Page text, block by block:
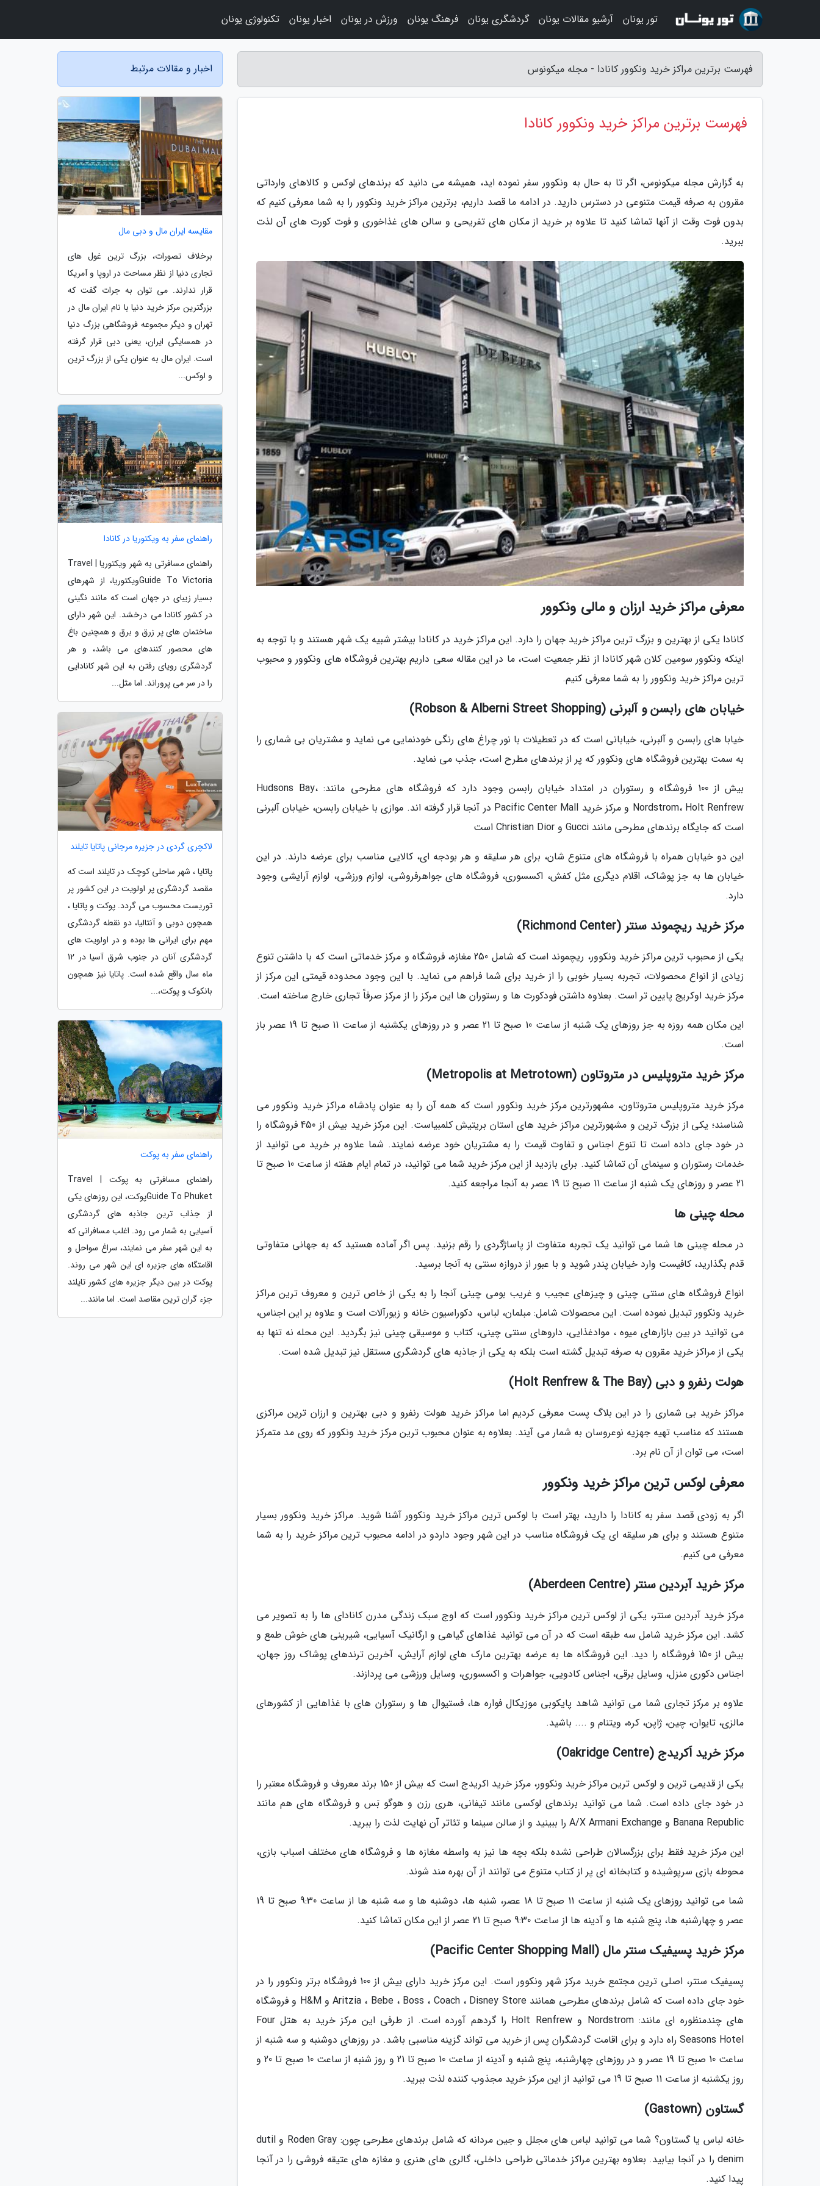
فهرست برترین مراکز خرید ونکوور کانادا - مجله میکونوس
فهرست برترین مراکز خرید ونکوور کانادا
به گزارش مجله میکونوس، اگر تا به حال به ونکوور سفر نموده اید، همیشه می دانید که برندهای لوکس و کالاهای وارداتی
مقرون به صرفه قیمت متنوعی در دسترس دارید. در ادامه ما قصد داریم، برترین مراکز خرید ونکوور را به شما معرفی کنیم که
بدون فوت وقت از آنها تماشا کنید تا علاوه بر خرید از مکان های تفریحی و سالن های غذاخوری و فوت کورت های آن لذت
ببرید.
معرفی مراکز خرید ارزان و مالی ونکوور
کانادا یکی از بهترین و بزرگ ترین مراکز خرید جهان را دارد. این مراکز خرید در کانادا بیشتر شبیه یک شهر هستند و با توجه به
اینکه ونکوور سومین کلان شهر کانادا از نظر جمعیت است، ما در این مقاله سعی داریم بهترین فروشگاه های ونکوور و محبوب
ترین مراکز خرید ونکوور را به شما معرفی کنیم.
خیابان های رابسن و آلبرنی (Robson & Alberni Street Shopping)
خیابا های رابسن و آلبرنی، خیابانی است که در تعطیلات با نور چراغ های رنگی خودنمایی می نماید و مشتریان بی شماری را
به سمت بهترین فروشگاه های ونکوور که پر از برندهای مطرح است، جذب می نماید.
بیش از 100 فروشگاه و رستوران در امتداد خیابان رابسن وجود دارد که فروشگاه های مطرحی مانند: Hudsons Bay،
Nordstrom، Holt Renfrew و مرکز خرید Pacific Center Mall در آنجا قرار گرفته اند. موازی با خیابان رابسن، خیابان آلبرنی
است که جایگاه برندهای مطرحی مانند Gucci و Christian Dior است
این دو خیابان همراه با فروشگاه های متنوع شان، برای هر سلیقه و هر بودجه ای، کالایی مناسب برای عرضه دارند. در این
خیابان ها به جز پوشاک، اقلام دیگری مثل کفش، اکسسوری، فروشگاه های جواهرفروشی، لوازم ورزشی، لوازم آرایشی وجود
دارد.
مرکز خرید ریچموند سنتر (Richmond Center)
یکی از محبوب ترین مراکز خرید ونکوور، ریچموند است که شامل 250 مغازه، فروشگاه و مرکز خدماتی است که با داشتن تنوع
زیادی از انواع محصولات، تجربه بسیار خوبی را از خرید برای شما فراهم می نماید. با این وجود محدوده قیمتی این مرکز از
مرکز خرید اوکریج پایین تر است. بعلاوه داشتن فودکورت ها و رستوران ها این مرکز را از مرکز صرفاً تجاری خارج ساخته است.
این مکان همه روزه به جز روزهای یک شنبه از ساعت 10 صبح تا 21 عصر و در روزهای یکشنبه از ساعت 11 صبح تا 19 عصر باز
است.
مرکز خرید متروپلیس در متروتاون (Metropolis at Metrotown)
مرکز خرید متروپلیس متروتاون، مشهورترین مرکز خرید ونکوور است که همه آن را به عنوان پادشاه مراکز خرید ونکوور می
شناسند؛ یکی از بزرگ ترین و مشهورترین مراکز خرید های استان بریتیش کلمبیاست. این مرکز خرید بیش از 450 فروشگاه را
در خود جای داده است تا تنوع اجناس و تفاوت قیمت را به مشتریان خود عرضه نمایند. شما علاوه بر خرید می توانید از
خدمات رستوران و سینمای آن تماشا کنید. برای بازدید از این مرکز خرید شما می توانید، در تمام ایام هفته از ساعت 10 صبح تا
21 عصر و روزهای یک شنبه از ساعت 11 صبح تا 19 عصر به آنجا مراجعه کنید.
محله چینی ها
در محله چینی ها شما می توانید یک تجربه متفاوت از پاساژگردی را رقم بزنید. پس اگر آماده هستید که به جهانی متفاوتی
قدم بگذارید، کافیست وارد خیابان پندر شوید و با عبور از دروازه سنتی به آنجا برسید.
انواع فروشگاه های سنتی چینی و چیزهای عجیب و غریب بومی چینی آنجا را به یکی از خاص ترین و معروف ترین مراکز
خرید ونکوور تبدیل نموده است. این محصولات شامل: مبلمان، لباس، دکوراسیون خانه و زیورآلات است و علاوه بر این اجناس،
می توانید در بین بازارهای میوه ، موادغذایی، داروهای سنتی چینی، کتاب و موسیقی چینی نیز بگردید. این محله نه تنها به
یکی از مراکز خرید مقرون به صرفه تبدیل گشته است بلکه به یکی از جاذبه های گردشگری مستقل نیز تبدیل شده است.
هولت رنفرو و دبی (Holt Renfrew & The Bay)
مراکز خرید بی شماری را در این بلاگ پست معرفی کردیم اما مراکز خرید هولت رنفرو و دبی بهترین و ارزان ترین مراکزی
هستند که مناسب تهیه جهزیه نوعروسان به شمار می آیند. بعلاوه به عنوان محبوب ترین مرکز خرید ونکوور که روی مد متمرکز
است، می توان از آن نام برد.
معرفی لوکس ترین مراکز خرید ونکوور
اگر به زودی قصد سفر به کانادا را دارید، بهتر است با لوکس ترین مراکز خرید ونکوور آشنا شوید. مراکز خرید ونکوور بسیار
متنوع هستند و برای هر سلیقه ای یک فروشگاه مناسب در این شهر وجود داردو در ادامه محبوب ترین مراکز خرید را به شما
معرفی می کنیم.
مرکز خرید آبردین سنتر (Aberdeen Centre)
مرکز خرید آبردین سنتر، یکی از لوکس ترین مراکز خرید ونکوور است که اوج سبک زندگی مدرن کانادای ها را به تصویر می
کشد. این مرکز خرید شامل سه طبقه است که در آن می توانید غذاهای گیاهی و ارگانیک آسیایی، شیرینی های خوش طمع و
بیش از 150 فروشگاه را دید. این فروشگاه ها به عرضه بهترین مارک های لوازم آرایش، آخرین ترندهای پوشاک روز جهان،
اجناس دکوری منزل، وسایل برقی، اجناس کادویی، جواهرات و اکسسوری، وسایل ورزشی می پردازند.
علاوه بر مرکز تجاری شما می توانید شاهد پایکوبی موزیکال فواره ها، فستیوال ها و رستوران های با غذاهایی از کشورهای
مالزی، تایوان، چین، ژاپن، کره، ویتنام و .... باشید.
مرکز خرید اَکریدج (Oakridge Centre)
یکی از قدیمی ترین و لوکس ترین مراکز خرید ونکوور، مرکز خرید اکریدج است که بیش از 150 برند معروف و فروشگاه معتبر را
در خود جای داده است. شما می توانید برندهای لوکسی مانند تیفانی، هری رزن و هوگو بَس و فروشگاه های هم مانند
Banana Republic و A/X Armani Exchange را ببینید و از سالن سینما و تئاتر آن نهایت لذت را ببرید.
این مرکز خرید فقط برای بزرگسالان طراحی نشده بلکه بچه ها نیز به واسطه مغازه ها و فروشگاه های مختلف اسباب بازی،
محوطه بازی سرپوشیده و کتابخانه ای پر از کتاب متنوع می توانند از آن بهره مند شوند.
شما می توانید روزهای یک شنبه از ساعت 11 صبح تا 18 عصر، شنبه ها، دوشنبه ها و سه شنبه ها از ساعت 9:30 صبح تا 19
عصر و چهارشنبه ها، پنج شنبه ها و آدینه ها از ساعت 9:30 صبح تا 21 عصر از این مکان تماشا کنید.
مرکز خرید پسیفیک سنتر مال (Pacific Center Shopping Mall)
پسیفیک سنتر، اصلی ترین مجتمع خرید مرکز شهر ونکوور است. این مرکز خرید دارای بیش از 100 فروشگاه برتر ونکوور را در
خود جای داده است که شامل برندهای مطرحی همانند Aritzia ، Bebe ، Boss ، Coach ، Disney Store و H&M و فروشگاه
های چندمنظوره ای مانند: Nordstrom و Holt Renfrew را گردهم آورده است. از طرفی این مرکز خرید به هتل Four
Seasons Hotel راه دارد و برای اقامت گردشگران پس از خرید می تواند گزینه مناسبی باشد. در روزهای دوشنبه و سه شنبه از
ساعت 10 صبح تا 19 عصر و در روزهای چهارشنبه، پنج شنبه و آدینه از ساعت 10 صبح تا 21 و روز شنبه از ساعت 10 صبح تا 20 و
روز یکشنبه از ساعت 11 صبح تا 19 می توانید از این مرکز خرید مجذوب کننده لذت ببرید.
گستاون (Gastown)
خانه لباس یا گستاون؟ شما می توانید لباس های مجلل و جین مردانه که شامل برندهای مطرحی چون: Roden Gray و dutil
denim را در آنجا بیابید. بعلاوه بهترین مراکز خدماتی طراحی داخلی، گالری های هنری و مغازه های عتیقه فروشی را در آنجا
پیدا کنید.
اخبار و مقالات مرتبط
مقایسه ایران مال و دبی مال
برخلاف تصورات، بزرگ ترین غول های
تجاری دنیا از نظر مساحت در اروپا و آمریکا
قرار ندارند. می توان به جرات گفت که
بزرگترین مرکز خرید دنیا با نام ایران مال در
تهران و دیگر مجموعه فروشگاهی بزرگ دنیا
در همسایگی ایران، یعنی دبی قرار گرفته
است. ایران مال به عنوان یکی از بزرگ ترین
و لوکس...
راهنمای سفر به ویکتوریا در کانادا
راهنمای مسافرتی به شهر ویکتوریا | Travel
Guide To Victoriaویکتوریا، از شهرهای
بسیار زیبای در جهان است که مانند نگینی
در کشور کانادا می درخشد. این شهر دارای
ساختمان های پر زرق و برق و همچنین باغ
های محصور کنندهای می باشد، و هر
گردشگری رویای رفتن به این شهر کانادایی
را در سر می پروراند. اما مثل...
لاکچری گردی در جزیره مرجانی پاتایا تایلند
پاتایا ، شهر ساحلی کوچک در تایلند است که
مقصد گردشگری پر اولویت در این کشور پر
توریست محسوب می گردد. پوکت و پاتایا ،
همچون دوبی و آنتالیا، دو نقطه گردشگری
مهم برای ایرانی ها بوده و در اولویت های
گردشگری آنان در جنوب شرق آسیا در 12
ماه سال واقع شده است. پاتایا نیز همچون
بانکوک و پوکت،...
راهنمای سفر به پوکت
راهنمای مسافرتی به پوکت | Travel
Guide To Phuketپوکت، این روزهای یکی
از جذاب ترین جاذبه های گردشگری
آسیایی به شمار می رود. اغلب مسافرانی که
به این شهر سفر می نمایند، سراغ سواحل و
اقامتگاه های جزیره ای این شهر می روند.
پوکت در بین دیگر جزیره های کشور تایلند
جزء گران ترین مقاصد است. اما مانند...
تور یونان آرشیو مقالات یونان گردشگری یونان فرهنگ یونان ورزش در یونان اخبار یونان تکنولوژی یونان